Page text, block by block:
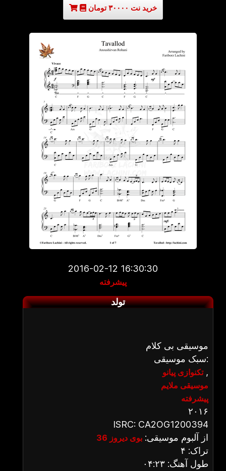
خرید نت ۳۰۰۰۰ تومان
2016-02-12 16:30:30
پیشرفته
تولد
موسیقی بی کلام
سبک موسیقی:
تکنوازی پیانو,
موسیقی ملایم
پیشرفته
۲۰۱۶
ISRC: CA2OG1200394
از آلبوم موسیقی: بوی دیروز 36
تراک: ۴
طول آهنگ: ۰۴:۲۳